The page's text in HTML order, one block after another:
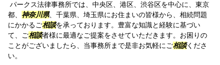
パークス法律事務所では、中央区、港区、渋谷区を中心に、東京
都、 神奈川県、千葉県、埼玉県にお住まいの皆様から、相続問題
にかかるご相談を承っております。豊富な知識と経験に基づい
て、ご相談者様に最適なご提案をさせていただきます。お困りの
ことがございましたら、当事務所まで是非お気軽にご相談くださ
い。